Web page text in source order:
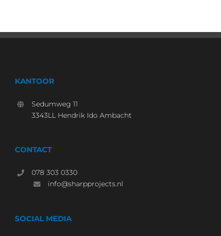
KANTOOR
Sedumweg 11
3343LL Hendrik Ido Ambacht
CONTACT
078 303 0330
info@sharpprojects.nl
SOCIAL MEDIA